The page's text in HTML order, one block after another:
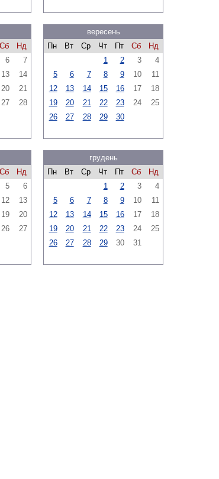
Сб
Нд
6
7
13
14
20
21
27
28
вересень
Пн
Вт Ср Чт Пт Сб
Нд
1
2 3
4
5
6 7 8 9 10
11
12
13 14 15 16 17
18
19
20 21 22 23 24
25
26
27 28 29 30
Сб
Нд
5
6
12
13
19
20
26
27
грудень
Пн
Вт Ср Чт Пт Сб
Нд
1
2 3
4
5
6 7 8 9 10
11
12
13 14 15 16 17
18
19
20 21 22 23 24
25
26
27 28 29 30 31